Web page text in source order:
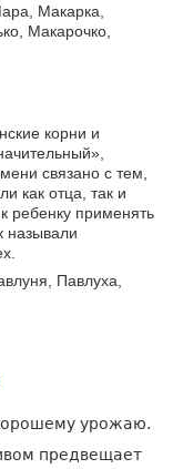
Макарка,
Макарочко,
корни и
связано с тем,
как отца, так и
ребенку применять
называли
Павлуха,
урожаю.
предвещает